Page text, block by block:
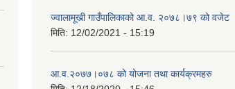
ज्वालामूखी गाउँपालिकाको आ.व. २०७८।७९ को वजेट
मिति: 12/02/2021 - 15:19
आ.व.२०७७।०७८ को योजना तथा कार्यक्रमहरु